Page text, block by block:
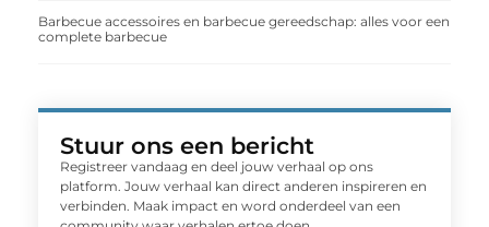
Barbecue accessoires en barbecue gereedschap: alles voor een
complete barbecue
Stuur ons een bericht
Registreer vandaag en deel jouw verhaal op ons
platform. Jouw verhaal kan direct anderen inspireren en
verbinden. Maak impact en word onderdeel van een